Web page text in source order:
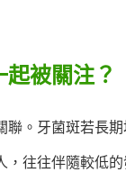
被關注？
。牙菌斑若長
往往伴隨較低